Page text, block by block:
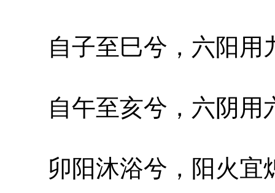
自子至巳兮，六阳用
自午至亥兮，六阴用
卯阳沐浴兮，阳火宜